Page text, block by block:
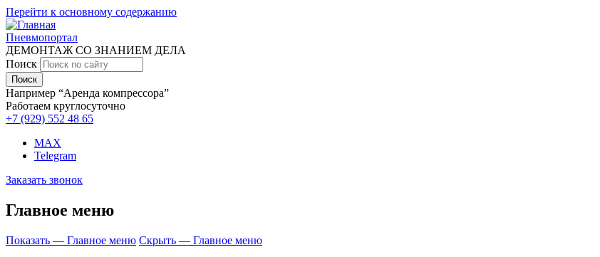
Перейти к основному содержанию
Пневмопортал
ДЕМОНТАЖ СО ЗНАНИЕМ ДЕЛА
Поиск
Например “Аренда компрессора”
Работаем круглосуточно
+7 (929) 552 48 65
MAX
Telegram
Заказать звонок
Главное меню
Показать — Главное меню Скрыть — Главное меню